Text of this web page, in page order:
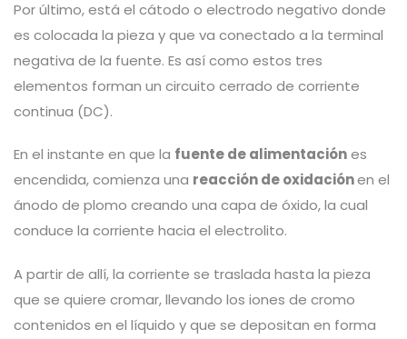
Por último, está el cátodo o electrodo negativo donde
es colocada la pieza y que va conectado a la terminal
negativa de la fuente. Es así como estos tres
elementos forman un circuito cerrado de corriente
continua (DC).
En el instante en que la fuente de alimentaciónes
encendida, comienza una reacción de oxidaciónen el
ánodo de plomo creando una capa de óxido, la cual
conduce la corriente hacia el electrolito.
A partir de allí, la corriente se traslada hasta la pieza
que se quiere cromar, llevando los iones de cromo
contenidos en el líquido y que se depositan en forma